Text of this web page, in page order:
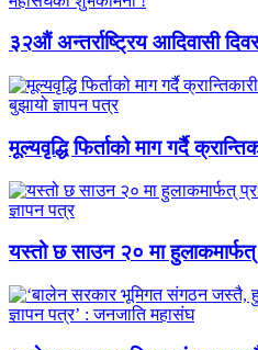
३२औं अन्तर्राष्ट्रिय आदिवासी
मूल्यवृद्धि फिर्ताको माग गर्दै
यस्तो छ साउन २० मा हुलाकमार्फत्